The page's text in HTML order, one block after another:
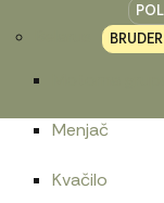
Menjač
Kvačilo